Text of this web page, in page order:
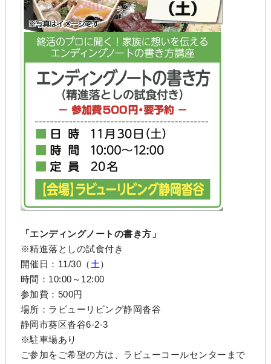
「エンディングノートの書き方」
※精進落としの試食付き
開催日：11/30（ 土 ）
時間：10:00～12:00
参加費：500円
場所：ラビューリビング静岡沓谷
静岡市葵区沓谷6-2-3
※駐車場あり
ご参加をご希望の方は、ラビューコールセンターまで